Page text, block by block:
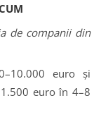
de companii din
euro și
euro în 4–8